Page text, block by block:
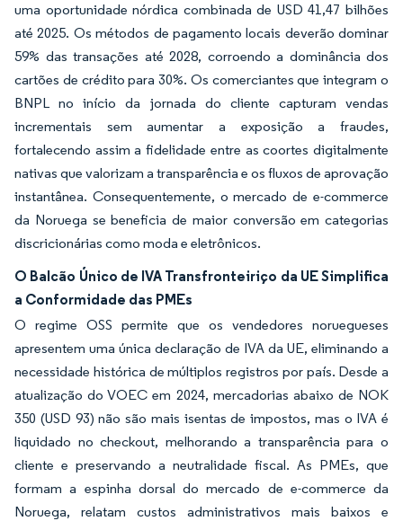
uma oportunidade nórdica combinada de USD 41,47 bilhões
até 2025. Os métodos de pagamento locais deverão dominar
59% das transações até 2028, corroendo a dominância dos
cartões de crédito para 30%. Os comerciantes que integram o
BNPL no início da jornada do cliente capturam vendas
incrementais sem aumentar a exposição a fraudes,
fortalecendo assim a fidelidade entre as coortes digitalmente
nativas que valorizam a transparência e os fluxos de aprovação
instantânea. Consequentemente, o mercado de e-commerce
da Noruega se beneficia de maior conversão em categorias
discricionárias como moda e eletrônicos.
O Balcão Único de IVA Transfronteiriço da UE Simplifica
a Conformidade das PMEs
O regime OSS permite que os vendedores noruegueses
apresentem uma única declaração de IVA da UE, eliminando a
necessidade histórica de múltiplos registros por país. Desde a
atualização do VOEC em 2024, mercadorias abaixo de NOK
350 (USD 93) não são mais isentas de impostos, mas o IVA é
liquidado no checkout, melhorando a transparência para o
cliente e preservando a neutralidade fiscal. As PMEs, que
formam a espinha dorsal do mercado de e-commerce da
Noruega, relatam custos administrativos mais baixos e